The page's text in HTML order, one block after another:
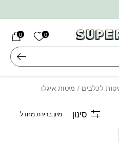
0 הרשימה
0
לכלבים / מיטות איגלו
סינון
Add